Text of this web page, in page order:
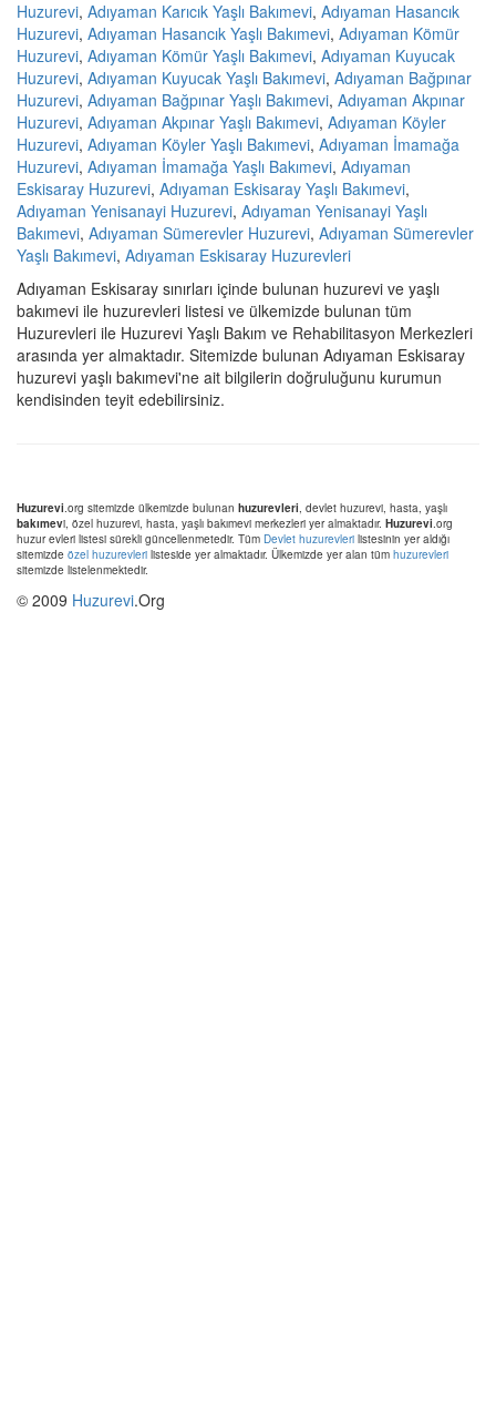
Huzurevi, Adıyaman Karıcık Yaşlı Bakımevi, Adıyaman Hasancık
Huzurevi, Adıyaman Hasancık Yaşlı Bakımevi, Adıyaman Kömür
Huzurevi, Adıyaman Kömür Yaşlı Bakımevi, Adıyaman Kuyucak
Huzurevi, Adıyaman Kuyucak Yaşlı Bakımevi, Adıyaman Bağpınar
Huzurevi, Adıyaman Bağpınar Yaşlı Bakımevi, Adıyaman Akpınar
Huzurevi, Adıyaman Akpınar Yaşlı Bakımevi, Adıyaman Köyler
Huzurevi, Adıyaman Köyler Yaşlı Bakımevi, Adıyaman İmamağa
Huzurevi, Adıyaman İmamağa Yaşlı Bakımevi, Adıyaman
Eskisaray Huzurevi, Adıyaman Eskisaray Yaşlı Bakımevi,
Adıyaman Yenisanayi Huzurevi, Adıyaman Yenisanayi Yaşlı
Bakımevi, Adıyaman Sümerevler Huzurevi, Adıyaman Sümerevler
Yaşlı Bakımevi, Adıyaman Eskisaray Huzurevleri
Adıyaman Eskisaray sınırları içinde bulunan huzurevi ve yaşlı
bakımevi ile huzurevleri listesi ve ülkemizde bulunan tüm
Huzurevleri ile Huzurevi Yaşlı Bakım ve Rehabilitasyon Merkezleri
arasında yer almaktadır. Sitemizde bulunan Adıyaman Eskisaray
huzurevi yaşlı bakımevi'ne ait bilgilerin doğruluğunu kurumun
kendisinden teyit edebilirsiniz.
Huzurevi.org sitemizde ülkemizde bulunan huzurevleri, devlet huzurevi, hasta, yaşlı
bakımevi, özel huzurevi, hasta, yaşlı bakımevi merkezleri yer almaktadır. Huzurevi.org
huzur evleri listesi sürekli güncellenmetedir. Tüm Devlet huzurevleri listesinin yer aldığı
sitemizde özel huzurevleri listeside yer almaktadır. Ülkemizde yer alan tüm huzurevleri
sitemizde listelenmektedir.
© 2009 Huzurevi.Org